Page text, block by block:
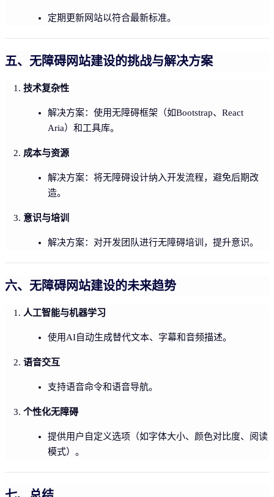
定期更新网站以符合最新标准。
五、无障碍网站建设的挑战与解决方案
技术复杂性
解决方案：使用无障碍框架（如Bootstrap、React
Aria）和工具库。
成本与资源
解决方案：将无障碍设计纳入开发流程，避免后期改
造。
意识与培训
解决方案：对开发团队进行无障碍培训，提升意识。
六、无障碍网站建设的未来趋势
人工智能与机器学习
使用AI自动生成替代文本、字幕和音频描述。
语音交互
支持语音命令和语音导航。
个性化无障碍
提供用户自定义选项（如字体大小、颜色对比度、阅读
模式）。